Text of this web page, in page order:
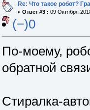
Re: Что такое робот?
« Ответ #3 : 09 Октября
(−)0
По-моему,
обратной
Стиралка-